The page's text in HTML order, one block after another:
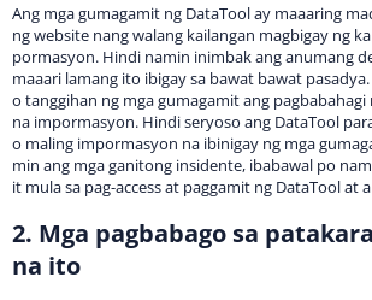
Ang mga gumagamit ng DataTool ay maaaring
ng website nang walang kailangan magbigay ng
pormasyon. Hindi namin inimbak ang anumang
maaari lamang ito ibigay sa bawat bawat
o tanggihan ng mga gumagamit ang
na impormasyon. Hindi seryoso ang DataTool
o maling impormasyon na ibinigay ng mga
min ang mga ganitong insidente, ibabawal po
it mula sa pag-access at paggamit ng DataTool at
2. Mga pagbabago sa
na ito